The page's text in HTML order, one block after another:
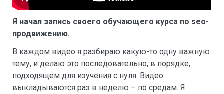
Я начал запись своего обучающего курса по seo-
продвижению.
В каждом видео я разбираю какую-то одну важную
тему, и делаю это последовательно, в порядке,
подходящем для изучения с нуля. Видео
выкладываются раз в неделю – по средам. Я